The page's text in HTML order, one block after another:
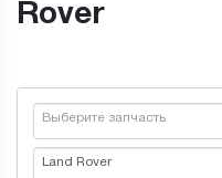
Rover
Выберите запчасть
Land Rover